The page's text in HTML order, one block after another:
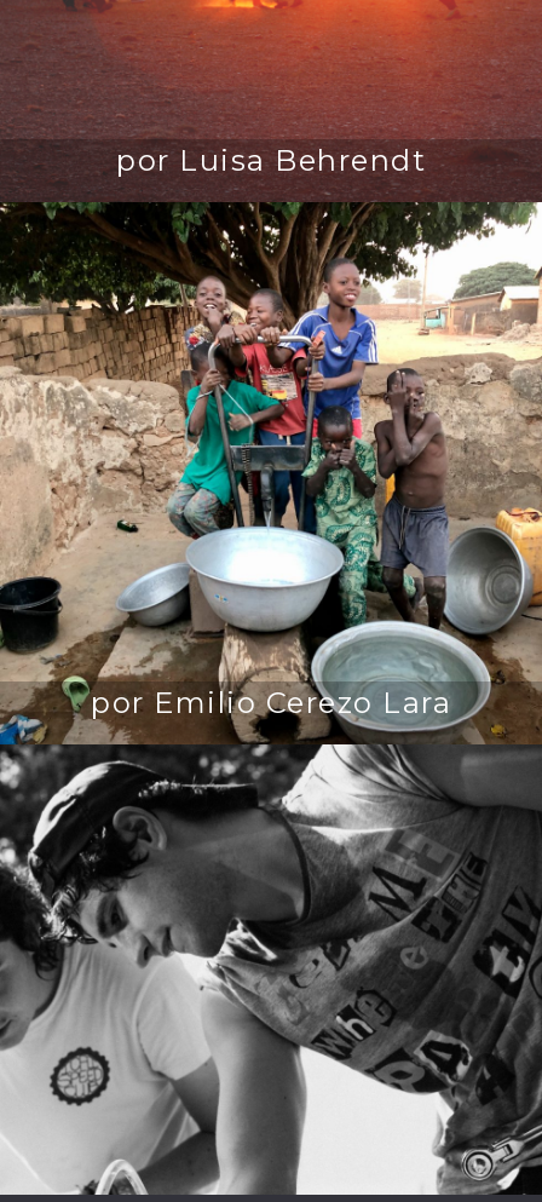
por Luisa Behrendt
por Emilio Cerezo Lara